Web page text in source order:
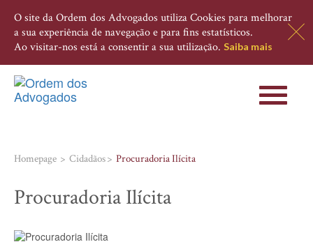
O site da Ordem dos Advogados utiliza Cookies para melhorar
a sua experiência de navegação e para fins estatísticos.
Ao visitar-nos está a consentir a sua utilização. Saiba mais
Toggle
Homepage Cidadãos Procuradoria Ilícita
Procuradoria Ilícita